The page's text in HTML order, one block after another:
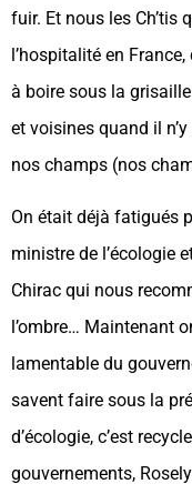
fuir. Et nous les Ch’tis
l’hospitalité en
à boire sous la
et voisines quand il
nos champs (nos
On était déjà fatigués
ministre de l’écologie
Chirac qui nous
l’ombre… Maintenant
lamentable du
savent faire sous la
d’écologie, c’est
gouvernements,